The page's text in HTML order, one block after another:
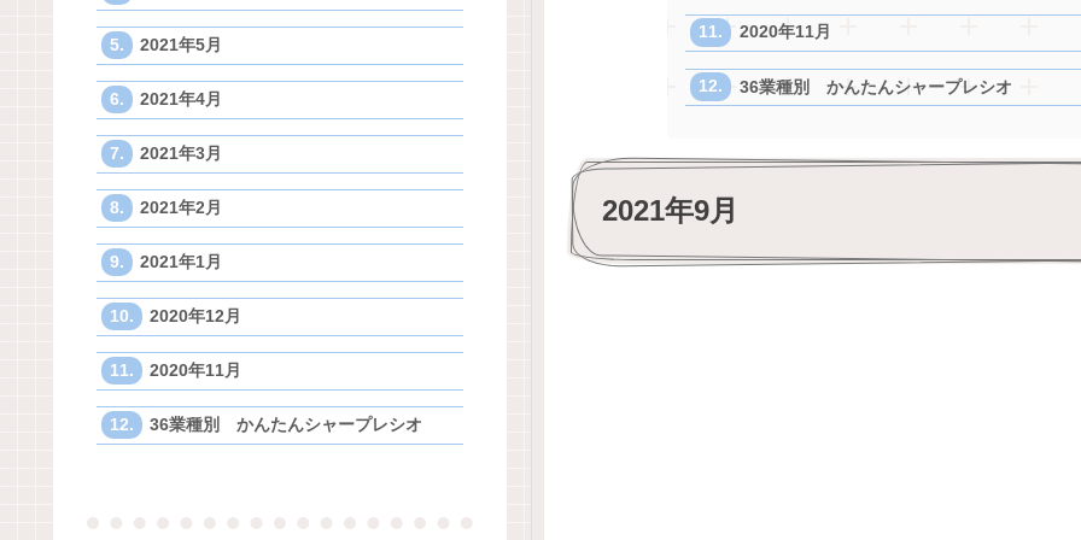
2020年11月
36業種別 かんたんシャープレシオ
2021年9月
2021年5月
2021年4月
2021年3月
2021年2月
2021年1月
2020年12月
2020年11月
36業種別 かんたんシャープレシオ